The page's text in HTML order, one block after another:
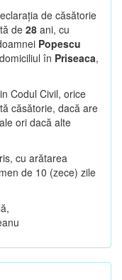
de căsătorie
de 28 ani, cu
Popescu
în Priseaca,
Codul Civil, orice
căsătorie, dacă are
ori dacă alte
cu arătarea
de 10 (zece) zile